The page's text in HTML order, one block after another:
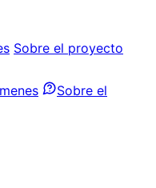
Sobre el proyecto
Sobre el